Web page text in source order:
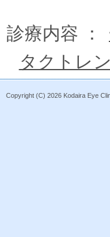
診療内容 ：
タクトレ
Copyright (C) 2026 Kodaira Eye